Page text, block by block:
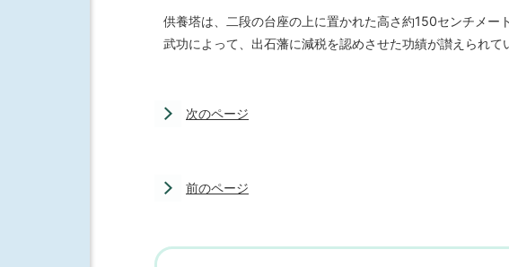
供養塔は、二段の台座の上に置かれた高さ約150センチメー
武功によって、出石藩に減税を認めさせた功績が讃えられて
次のページ
前のページ